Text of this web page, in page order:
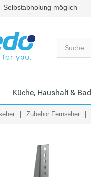
Selbstabholung möglich
Küche, Haushalt & Bad
Zubehör Fernseher